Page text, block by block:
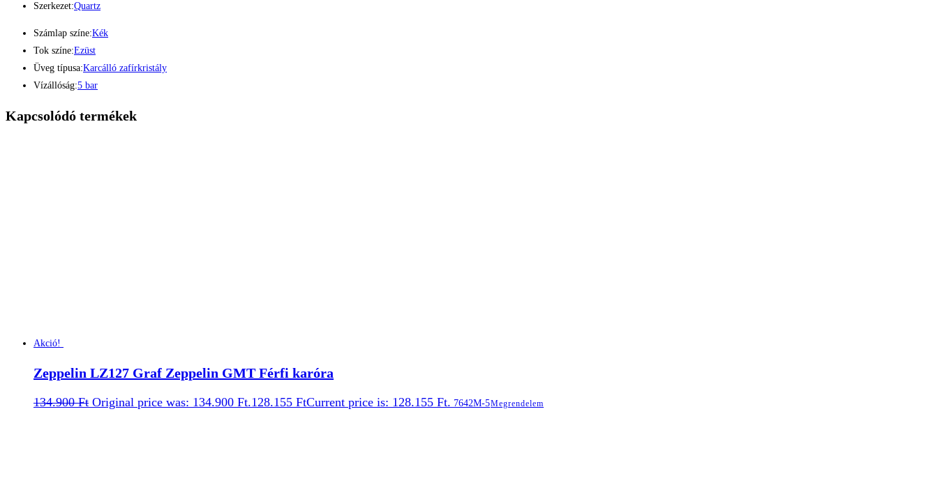
Szerkezet:Quartz
Számlap színe:Kék
Tok színe:Ezüst
Üveg típusa:Karcálló zafírkristály
Vízállóság:5 bar
Kapcsolódó termékek
Akció!
Zeppelin LZ127 Graf Zeppelin GMT Férfi karóra
134.900Ft Original price was: 134.900 Ft.128.155 FtCurrent price is: 128.155 Ft. 7642M-5Megrendelem